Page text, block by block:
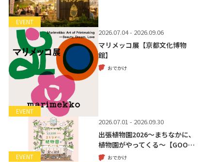
EVENT
EVENT
2026.07.04 - 2026.09.06
マリメッコ展【京都文化博物
館】
おでかけ
EVENT
2026.07.01 - 2026.09.30
出張植物園2026～まちなかに、
植物園がやってくる～【GOO…
おでかけ